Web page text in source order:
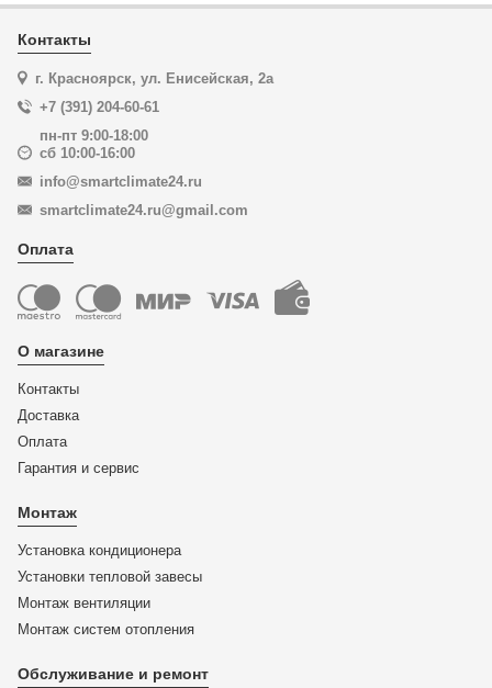
Контакты
г. Красноярск, ул. Енисейская, 2а
+7 (391) 204-60-61
пн-пт 9:00-18:00
сб 10:00-16:00
info@smartclimate24.ru
smartclimate24.ru@gmail.com
Оплата
О магазине
Контакты
Доставка
Оплата
Гарантия и сервис
Монтаж
Установка кондиционера
Установки тепловой завесы
Монтаж вентиляции
Монтаж систем отопления
Обслуживание и ремонт